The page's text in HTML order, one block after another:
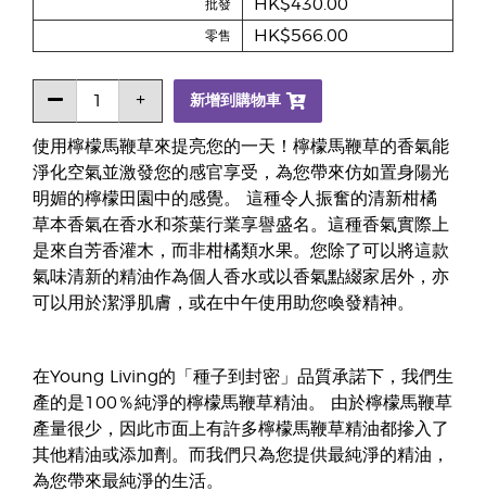
使用檸檬馬鞭草來提亮您的一天！檸檬馬鞭草的香氣能
淨化空氣並激發您的感官享受，為您帶來仿如置身陽光
明媚的檸檬田園中的感覺。 這種令人振奮的清新柑橘
草本香氣在香水和茶葉行業享譽盛名。這種香氣實際上
是來自芳香灌木，而非柑橘類水果。您除了可以將這款
氣味清新的精油作為個人香水或以香氣點綴家居外，亦
可以用於潔淨肌膚，或在中午使用助您喚發精神。
在Young Living的「種子到封密」品質承諾下，我們生
產的是100％純淨的檸檬馬鞭草精油。 由於檸檬馬鞭草
產量很少，因此市面上有許多檸檬馬鞭草精油都摻入了
其他精油或添加劑。而我們只為您提供最純淨的精油，
為您帶來最純淨的生活。
批發 HK$430.00
零售 HK$566.00
新增到購物車